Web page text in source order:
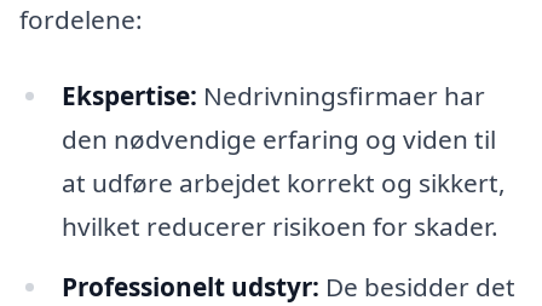
fordelene:
Ekspertise: Nedrivningsfirmaer har
den nødvendige erfaring og viden til
at udføre arbejdet korrekt og sikkert,
hvilket reducerer risikoen for skader.
Professionelt udstyr: De besidder det